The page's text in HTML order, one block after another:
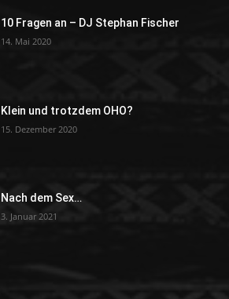
10 Fragen an – DJ Stephan Fischer
14. Mai 2020
Klein und trotzdem OHO?
15. Dezember 2020
Nach dem Sex…
3. Januar 2021